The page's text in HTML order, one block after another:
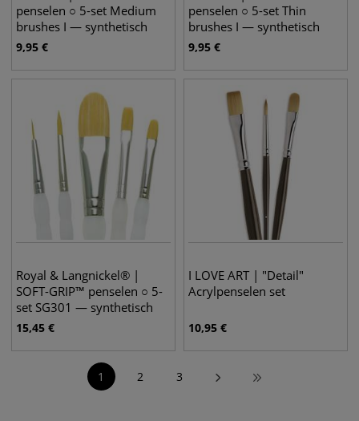
penselen ○ 5-set Medium
brushes I — synthetisch
haar
9,95 €
penselen ○ 5-set Thin
brushes I — synthetisch
haar
9,95 €
Royal & Langnickel® |
SOFT-GRIP™ penselen ○ 5-
set SG301 — synthetisch
haar
15,45 €
I LOVE ART | "Detail"
Acrylpenselen set
10,95 €
1 2 3